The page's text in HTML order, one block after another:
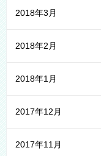
2018年3月
2018年2月
2018年1月
2017年12月
2017年11月